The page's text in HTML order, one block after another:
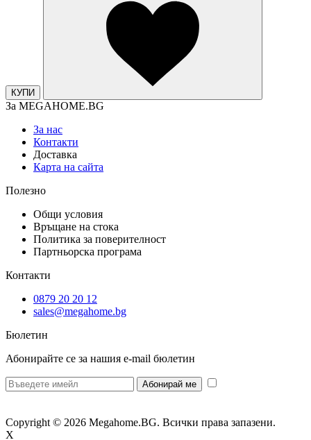
КУПИ
За MEGAHOME.BG
За нас
Контакти
Доставка
Карта на сайта
Полезно
Общи условия
Връщане на стока
Политика за поверителност
Партньорска програма
Контакти
0879 20 20 12
sales@megahome.bg
Бюлетин
Абонирайте се за нашия e-mail бюлетин
Copyright © 2026 Megahome.BG. Всички права запазени.
X